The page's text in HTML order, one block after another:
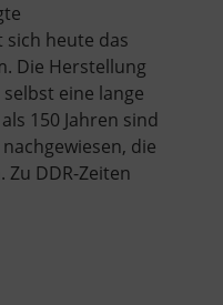
heute das
Die Herstellung
eine lange
150 Jahren sind
die
DDR-Zeiten